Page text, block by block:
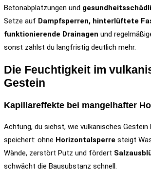
Betonabplatzungen und
Setze auf Dampfsperren, hinterlüftete
funktionierende Drainagen und
sonst zahlst du langfristig deutlich mehr.
Die Feuchtigkeit im
Gestein
Kapillareffekte bei mangelhafter
Achtung, du siehst, wie vulkanisches Gestein
speichert: ohne Horizontalsperre steigt
Wände, zerstört Putz und fördert
schwächt die Bausubstanz schnell.